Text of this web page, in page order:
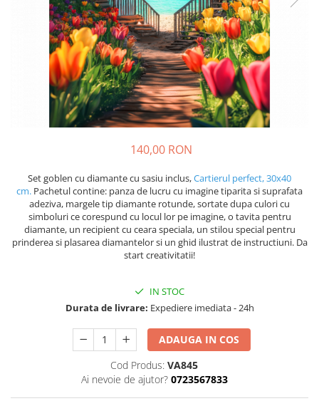
140,00 RON
Set goblen cu diamante cu sasiu inclus,Cartierul perfect, 30x40
cm. Pachetul contine: panza de lucru cu imagine tiparita si suprafata
adeziva, margele tip diamante rotunde, sortate dupa culori cu
simboluri ce corespund cu locul lor pe imagine, o tavita pentru
diamante, un recipient cu ceara speciala, un stilou special pentru
prinderea si plasarea diamantelor si un ghid ilustrat de instructiuni. Da
start creativitatii!
IN STOC
Durata de livrare: Expediere imediata - 24h
ADAUGA IN COS
Cod Produs: VA845
Ai nevoie de ajutor? 0723567833